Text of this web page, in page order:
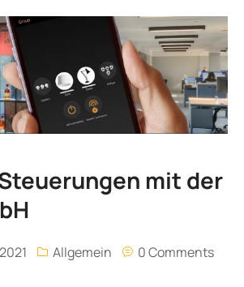
mit der
Allgemein 0 Comments